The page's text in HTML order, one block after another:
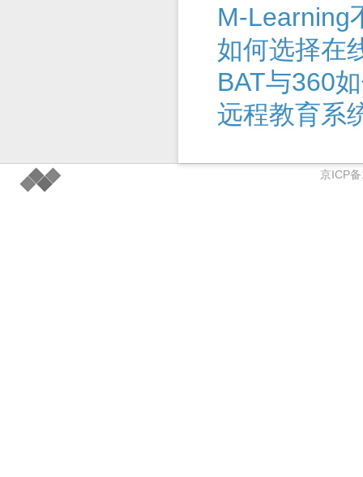
M-Learning
如何选择在
BAT与360
远程教育系
京ICP